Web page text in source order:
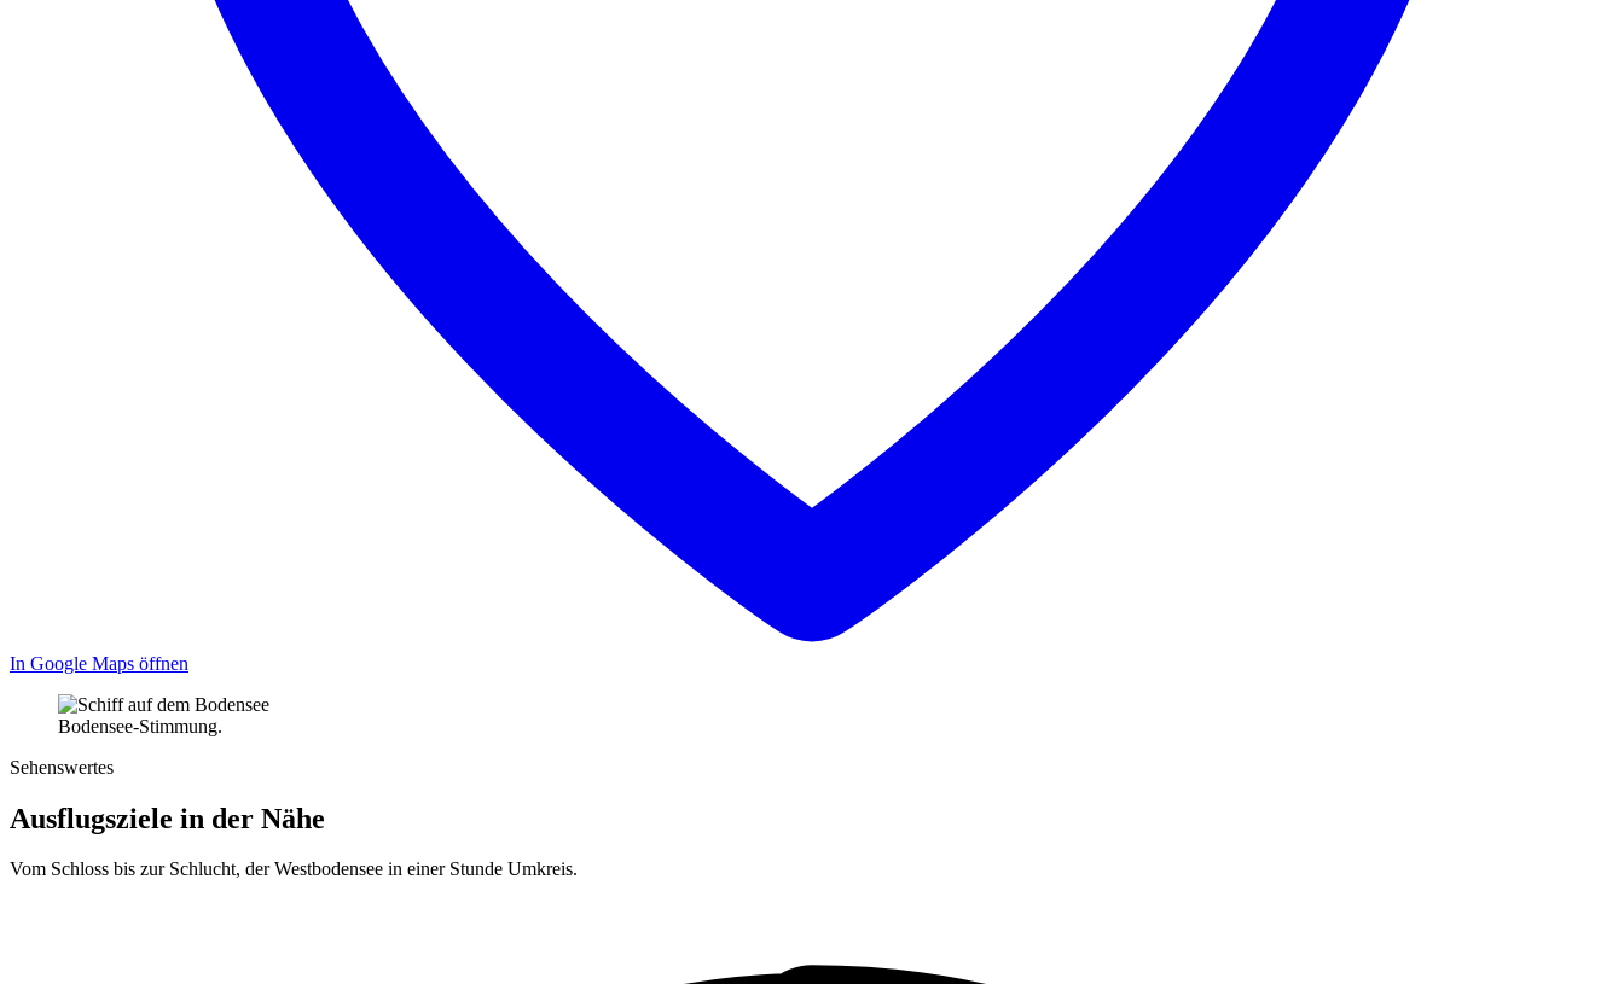
In Google Maps öffnen
Bodensee-Stimmung.
Sehenswertes
Ausflugsziele in der Nähe
Vom Schloss bis zur Schlucht, der Westbodensee in einer Stunde Umkreis.